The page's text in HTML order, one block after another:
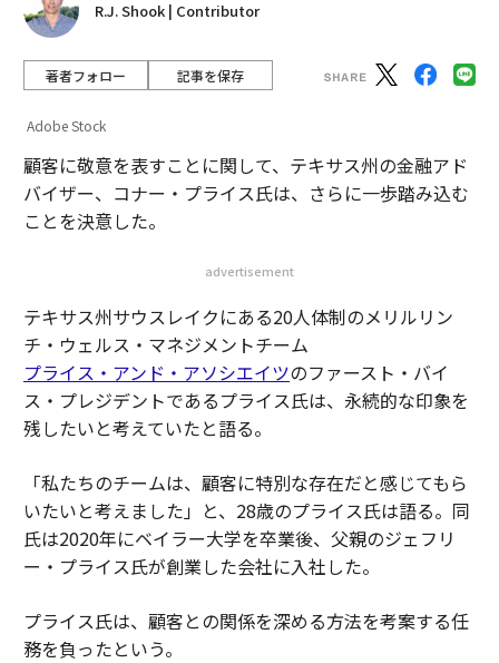
R.J. Shook | Contributor
著者フォロー 記事を保存
Adobe Stock
顧客に敬意を表すことに関して、テキサス州の金融アド
バイザー、コナー・プライス氏は、さらに一歩踏み込む
ことを決意した。
advertisement
テキサス州サウスレイクにある20人体制のメリルリン
チ・ウェルス・マネジメントチーム
プライス・アンド・アソシエイツのファースト・バイ
ス・プレジデントであるプライス氏は、永続的な印象を
残したいと考えていたと語る。
「私たちのチームは、顧客に特別な存在だと感じてもら
いたいと考えました」と、28歳のプライス氏は語る。同
氏は2020年にベイラー大学を卒業後、父親のジェフリ
ー・プライス氏が創業した会社に入社した。
プライス氏は、顧客との関係を深める方法を考案する任
務を負ったという。